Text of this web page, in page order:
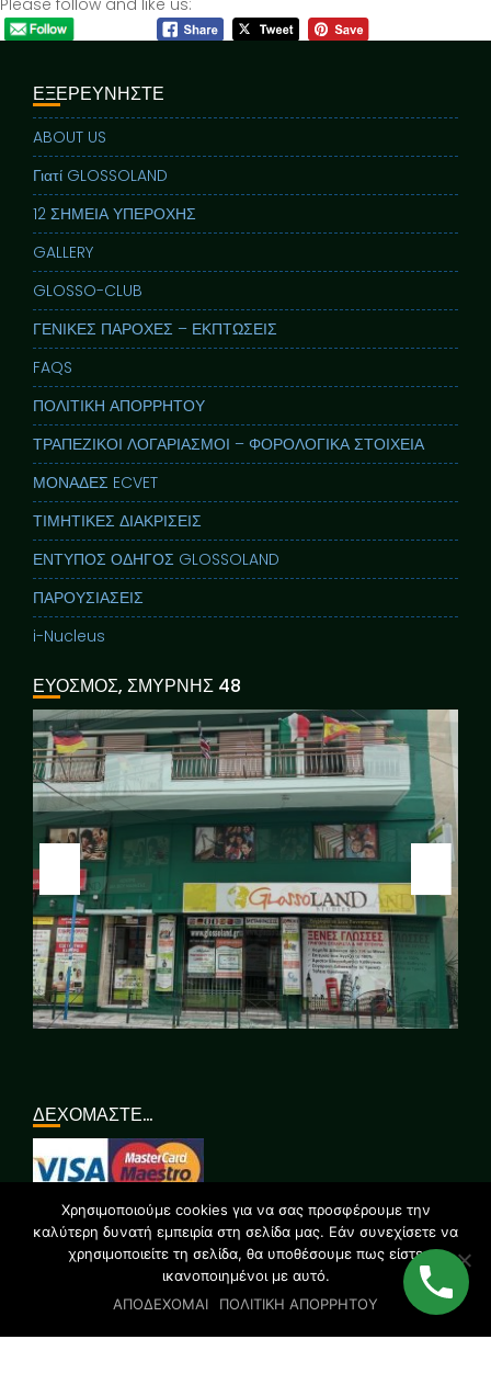
Please follow and like us:
ΕΞΕΡΕΥΝΗΣΤΕ
ABOUT US
Γιατί GLOSSOLAND
12 ΣΗΜΕΙΑ ΥΠΕΡΟΧΗΣ
GALLERY
GLOSSO-CLUB
ΓΕΝΙΚΕΣ ΠΑΡΟΧΕΣ – ΕΚΠΤΩΣΕΙΣ
FAQS
ΠΟΛΙΤΙΚΗ ΑΠΟΡΡΗΤΟΥ
ΤΡΑΠΕΖΙΚΟΙ ΛΟΓΑΡΙΑΣΜΟΙ – ΦΟΡΟΛΟΓΙΚΑ ΣΤΟΙΧΕΙΑ
ΜΟΝΑΔΕΣ ECVET
ΤΙΜΗΤΙΚΕΣ ΔΙΑΚΡΙΣΕΙΣ
ΕΝΤΥΠΟΣ ΟΔΗΓΟΣ GLOSSOLAND
ΠΑΡΟΥΣΙΑΣΕΙΣ
i-Nucleus
ΕΥΟΣΜΟΣ, ΣΜΥΡΝΗΣ 48
ΔΕΧΟΜΑΣΤΕ…
ΣΥΝΔΕΘΕΙΤΕ ΜΑΖΙ ΜΑΣ…
Χρησιμοποιούμε cookies για να σας προσφέρουμε την
καλύτερη δυνατή εμπειρία στη σελίδα μας. Εάν συνεχίσετε να
χρησιμοποιείτε τη σελίδα, θα υποθέσουμε πως είστε
ικανοποιημένοι με αυτό.
ΑΠΟΔΕΧΟΜΑΙ
ΠΟΛΙΤΙΚΗ ΑΠΟΡΡΗΤΟΥ